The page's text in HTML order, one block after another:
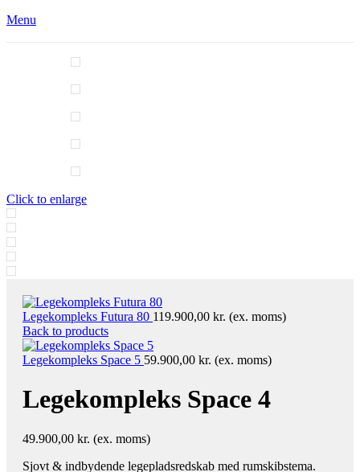
Menu
Click to enlarge
Legekompleks Futura 80 119.900,00 kr. (ex. moms)
Back to products
Legekompleks Space 5 59.900,00 kr. (ex. moms)
Legekompleks Space 4
49.900,00 kr. (ex. moms)
Sjovt & indbydende legepladsredskab med rumskibstema.